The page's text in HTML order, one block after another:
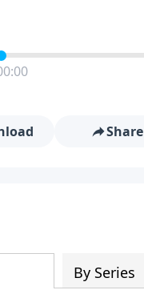
Share
By Series